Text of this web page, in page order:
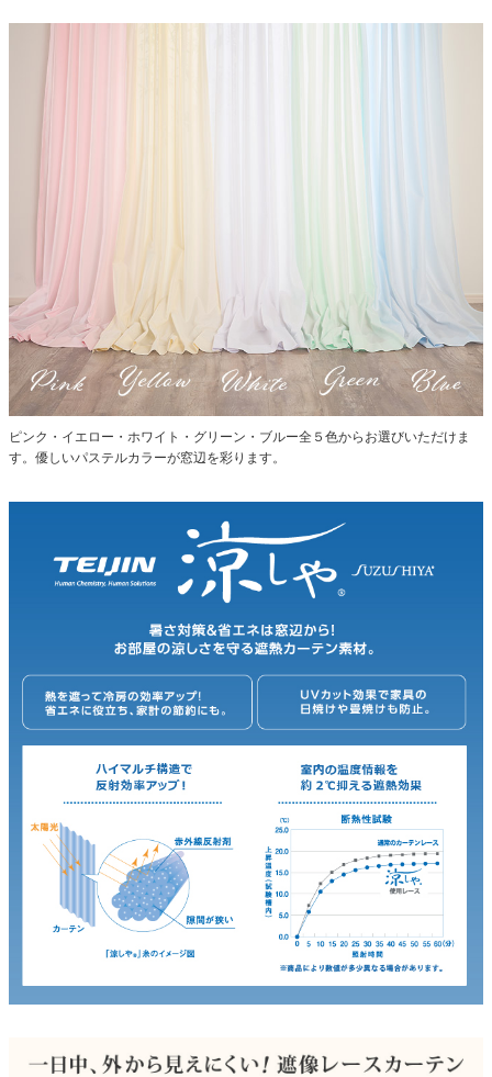
ピンク・イエロー・ホワイト・グリーン・ブルー全５色からお選びいただけま
す。優しいパステルカラーが窓辺を彩ります。